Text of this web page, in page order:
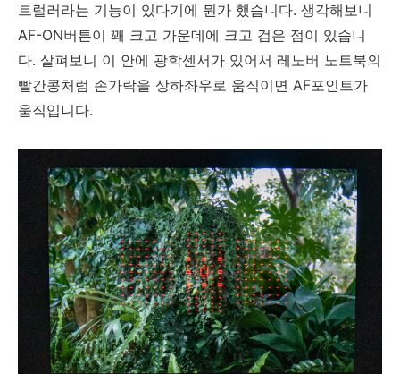
트럴러라는 기능이 있다기에 뭔가 했습니다. 생각해보니
AF-ON버튼이 꽤 크고 가운데에 크고 검은 점이 있습니
다. 살펴보니 이 안에 광학센서가 있어서 레노버 노트북의
빨간콩처럼 손가락을 상하좌우로 움직이면 AF포인트가
움직입니다.